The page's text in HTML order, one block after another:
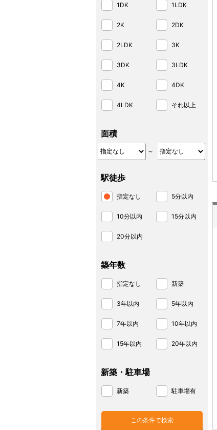
1DK 1LDK
2K 2DK
2LDK 3K
3DK 3LDK
4K 4DK
4LDK それ以上
面積
～
駅徒歩
指定なし 5分以内
10分以内 15分以内
20分以内
築年数
指定なし 新築
3年以内 5年以内
7年以内 10年以内
15年以内 20年以内
新築・駐車場
新築 駐車場有